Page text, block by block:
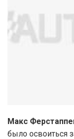
Макс
было освоиться